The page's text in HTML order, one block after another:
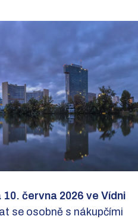
10. června 2026 ve Vídni
se osobně s nákupčími